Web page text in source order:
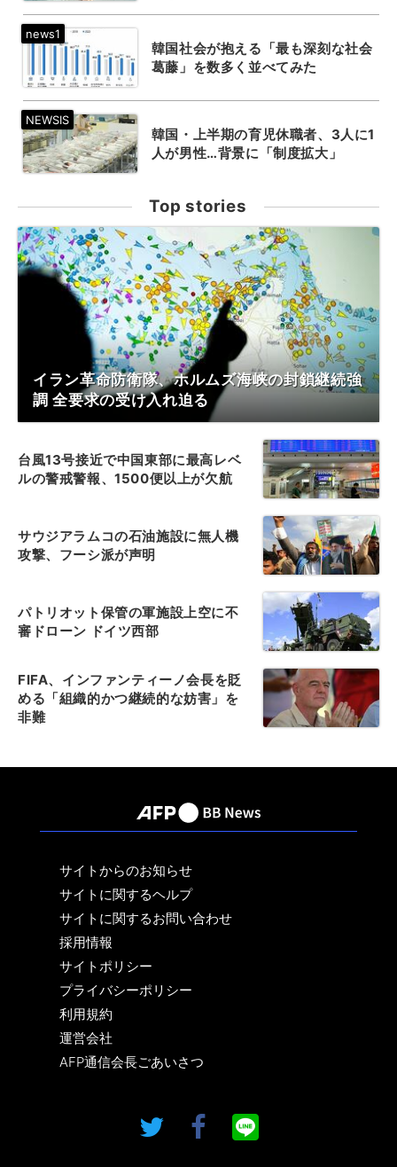
韓国社会が抱える「最も深刻な社会
葛藤」を数多く並べてみた
韓国・上半期の育児休職者、3人に1
人が男性…背景に「制度拡大」
Top stories
イラン革命防衛隊、ホルムズ海峡の封鎖継続強
調 全要求の受け入れ迫る
台風13号接近で中国東部に最高レベ
ルの警戒警報、1500便以上が欠航
サウジアラムコの石油施設に無人機
攻撃、フーシ派が声明
パトリオット保管の軍施設上空に不
審ドローン ドイツ西部
FIFA、インファンティーノ会長を貶
める「組織的かつ継続的な妨害」を
非難
サイトからのお知らせ
サイトに関するヘルプ
サイトに関するお問い合わせ
採用情報
サイトポリシー
プライバシーポリシー
利用規約
運営会社
AFP通信会長ごあいさつ